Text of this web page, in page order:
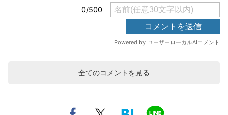
全てのコメントを見る